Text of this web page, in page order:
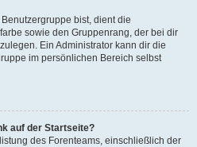
bist, dient die
sowie den Gruppenrang, der bei dir
Ein Administrator kann dir die
im persönlichen Bereich selbst
auf der Startseite?
des Forenteams, einschließlich der